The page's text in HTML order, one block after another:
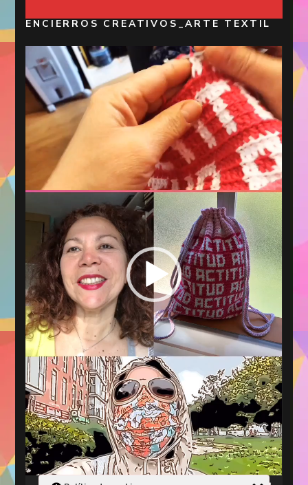
ENCIERROS CREATIVOS_ARTE TEXTIL
Reproductor
de
vídeo